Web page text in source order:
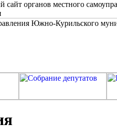
сайт органов местного